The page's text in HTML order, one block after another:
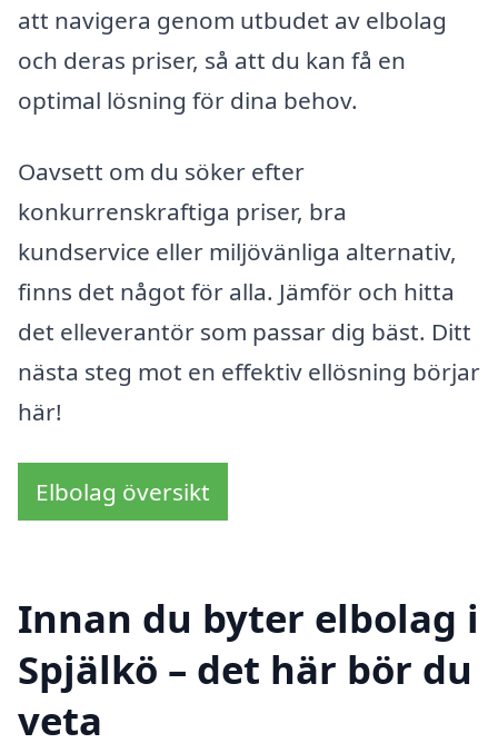
att navigera genom utbudet av elbolag
och deras priser, så att du kan få en
optimal lösning för dina behov.
Oavsett om du söker efter
konkurrenskraftiga priser, bra
kundservice eller miljövänliga alternativ,
finns det något för alla. Jämför och hitta
det elleverantör som passar dig bäst. Ditt
nästa steg mot en effektiv ellösning börjar
här!
Elbolag översikt
Innan du byter elbolag i
Spjälkö – det här bör du
veta